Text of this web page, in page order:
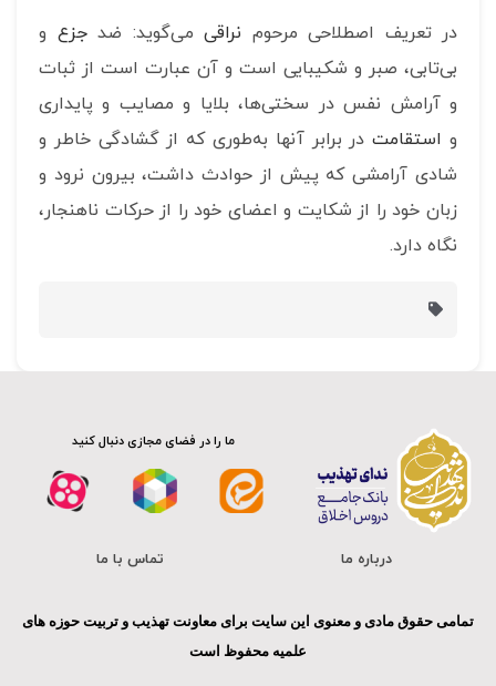
در تعریف اصطلاحی مرحوم نراقی می‌گوید: ضدجزع و
بی‌تابی، صبر و شکیبایی است و آن عبارت است از ثبات
و آرامش نفس در سختی‌ها، بلایا و مصایب و پایداری
و استقامتدر برابر آنها به‌طوری که از گشادگی خاطر و
شادی آرامشی که پیش از حوادث داشت، بیرون نرود و
زبان خود را از شکایت و اعضای خود را از حرکات ناهنجار،
نگاه دارد.
ما را در فضای مجازی دنبال کنید
درباره ما تماس با ما
تمامی حقوق مادی و معنوی این سایت برای معاونت تهذیب و تربیت حوزه های
علمیه محفوظ است